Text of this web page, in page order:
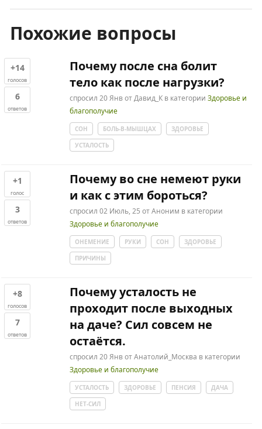
Похожие вопросы
+14
голосов
6
ответов
Почему после сна болит
тело как после нагрузки?
спросил 20 Янв отДавид_К в категории Здоровье и
благополучие
СОН БОЛЬ-В-МЫШЦАХ
ЗДОРОВЬЕ
УСТАЛОСТЬ
+1
голос
3
ответов
Почему во сне немеют руки
и как с этим бороться?
спросил 02 Июль, 25 отАноним в категории
Здоровье и благополучие
ОНЕМЕНИЕ РУКИ СОН
ЗДОРОВЬЕ
ПРИЧИНЫ
+8
голосов
7
ответов
Почему усталость не
проходит после выходных
на даче? Сил совсем не
остаётся.
спросил 20 Янв отАнатолий_Москва в категории
Здоровье и благополучие
УСТАЛОСТЬ ЗДОРОВЬЕ ПЕНСИЯ
ДАЧА
НЕТ-СИЛ